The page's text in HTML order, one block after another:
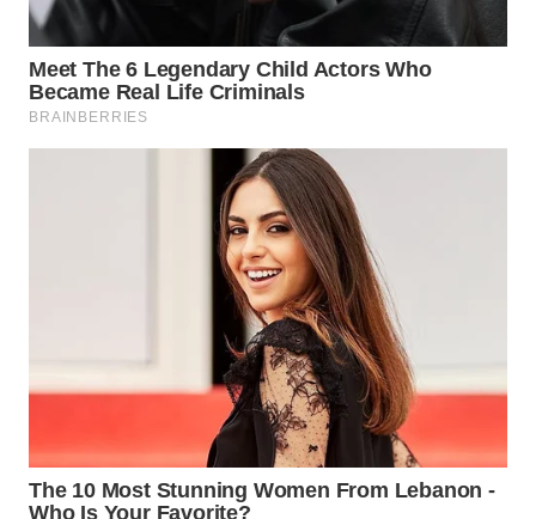
WN
KEPULAUAN
SERIBU
INDRAMAYU